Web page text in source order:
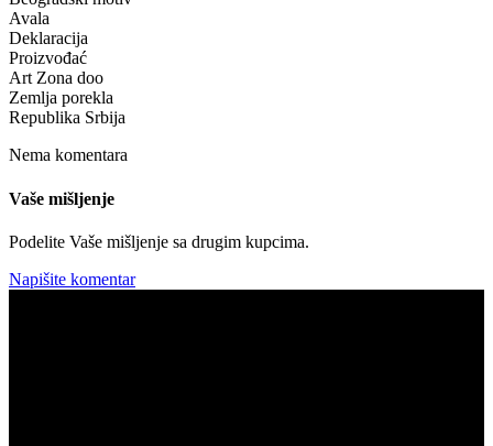
Avala
Deklaracija
Proizvođać
Art Zona doo
Zemlja porekla
Republika Srbija
Nema komentara
Vaše mišljenje
Podelite Vaše mišljenje sa drugim kupcima.
Napišite komentar